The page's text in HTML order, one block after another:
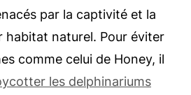
par la captivité et la
habitat naturel. Pour éviter
comme celui de Honey, il
les delphinariums